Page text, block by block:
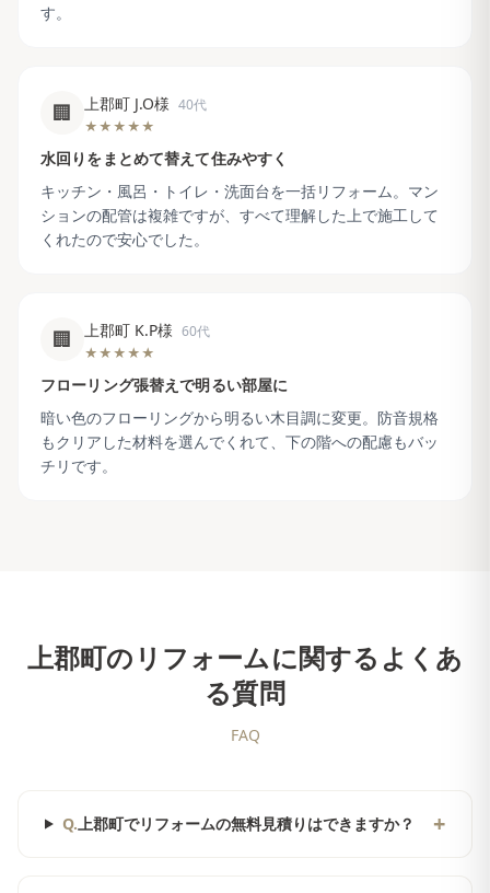
す。
🏢 上郡町 J.O様 40代
★★★★★
水回りをまとめて替えて住みやすく
キッチン・風呂・トイレ・洗面台を一括リフォーム。マン
ションの配管は複雑ですが、すべて理解した上で施工して
くれたので安心でした。
🏢 上郡町 K.P様 60代
★★★★★
フローリング張替えで明るい部屋に
暗い色のフローリングから明るい木目調に変更。防音規格
もクリアした材料を選んでくれて、下の階への配慮もバッ
チリです。
上郡町のリフォームに関するよくあ
る質問
FAQ
Q.上郡町でリフォームの無料見積りはできますか？ +